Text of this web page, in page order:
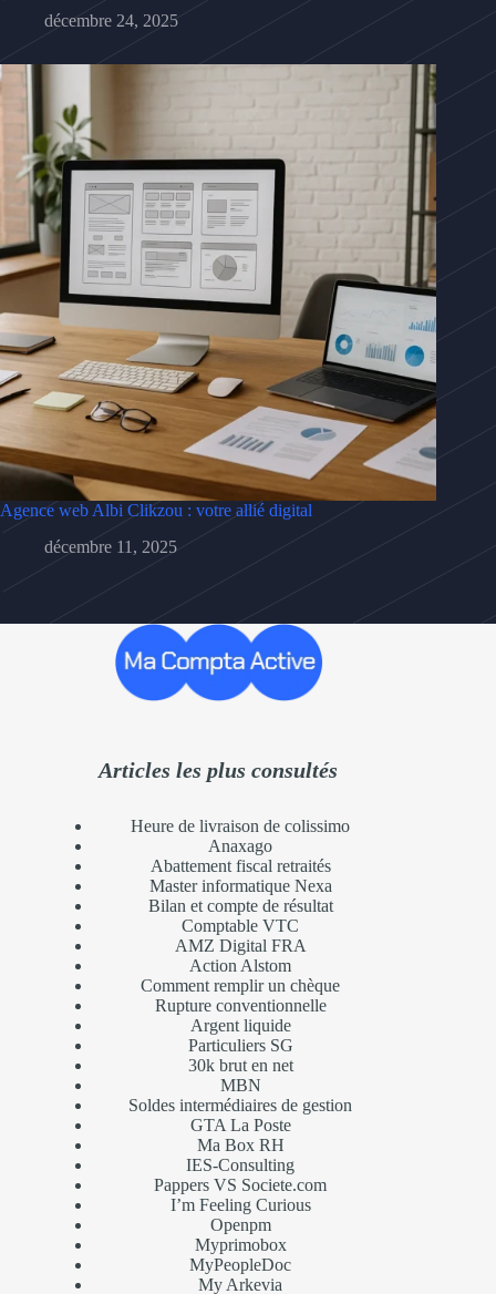
décembre 24, 2025
Agence web Albi Clikzou : votre allié digital
décembre 11, 2025
Articles les plus consultés
Heure de livraison de colissimo
Anaxago
Abattement fiscal retraités
Master informatique Nexa
Bilan et compte de résultat
Comptable VTC
AMZ Digital FRA
Action Alstom
Comment remplir un chèque
Rupture conventionnelle
Argent liquide
Particuliers SG
30k brut en net
MBN
Soldes intermédiaires de gestion
GTA La Poste
Ma Box RH
IES-Consulting
Pappers VS Societe.com
I’m Feeling Curious
Openpm
Myprimobox
MyPeopleDoc
My Arkevia